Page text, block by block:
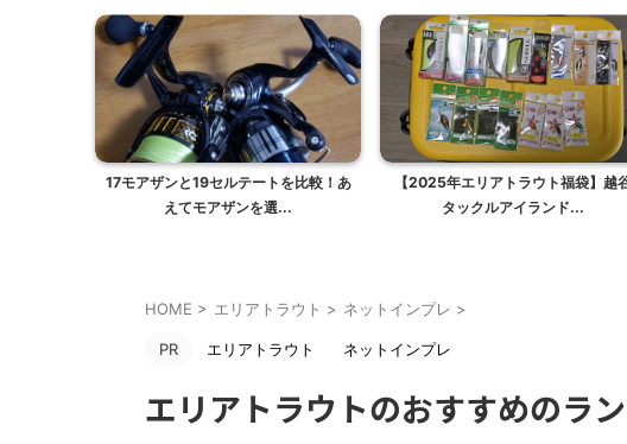
17モアザンと19セルテートを比較！あ
えてモアザンを選...
【2025年エリアトラウト福袋】越
タックルアイランド...
HOME > エリアトラウト > ネットインプレ >
PR エリアトラウト ネットインプレ
エリアトラウトのおすすめのラ